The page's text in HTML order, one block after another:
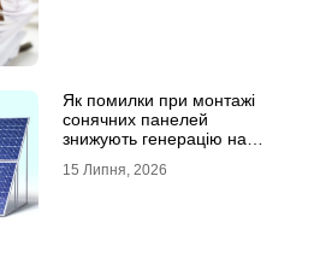
Як помилки при монтажі
сонячних панелей
знижують генерацію на
15 Липня, 2026